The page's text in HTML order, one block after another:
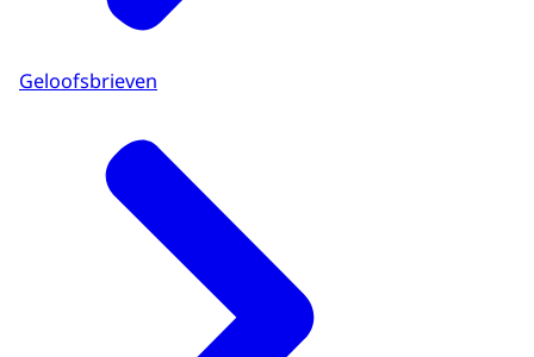
Geloofsbrieven